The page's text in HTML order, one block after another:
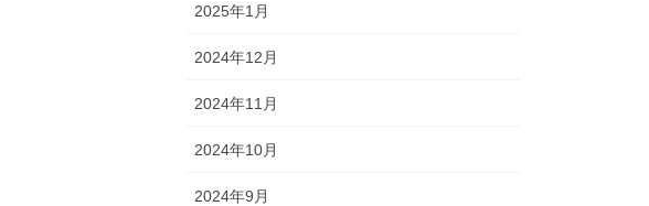
2025年1月
2024年12月
2024年11月
2024年10月
2024年9月